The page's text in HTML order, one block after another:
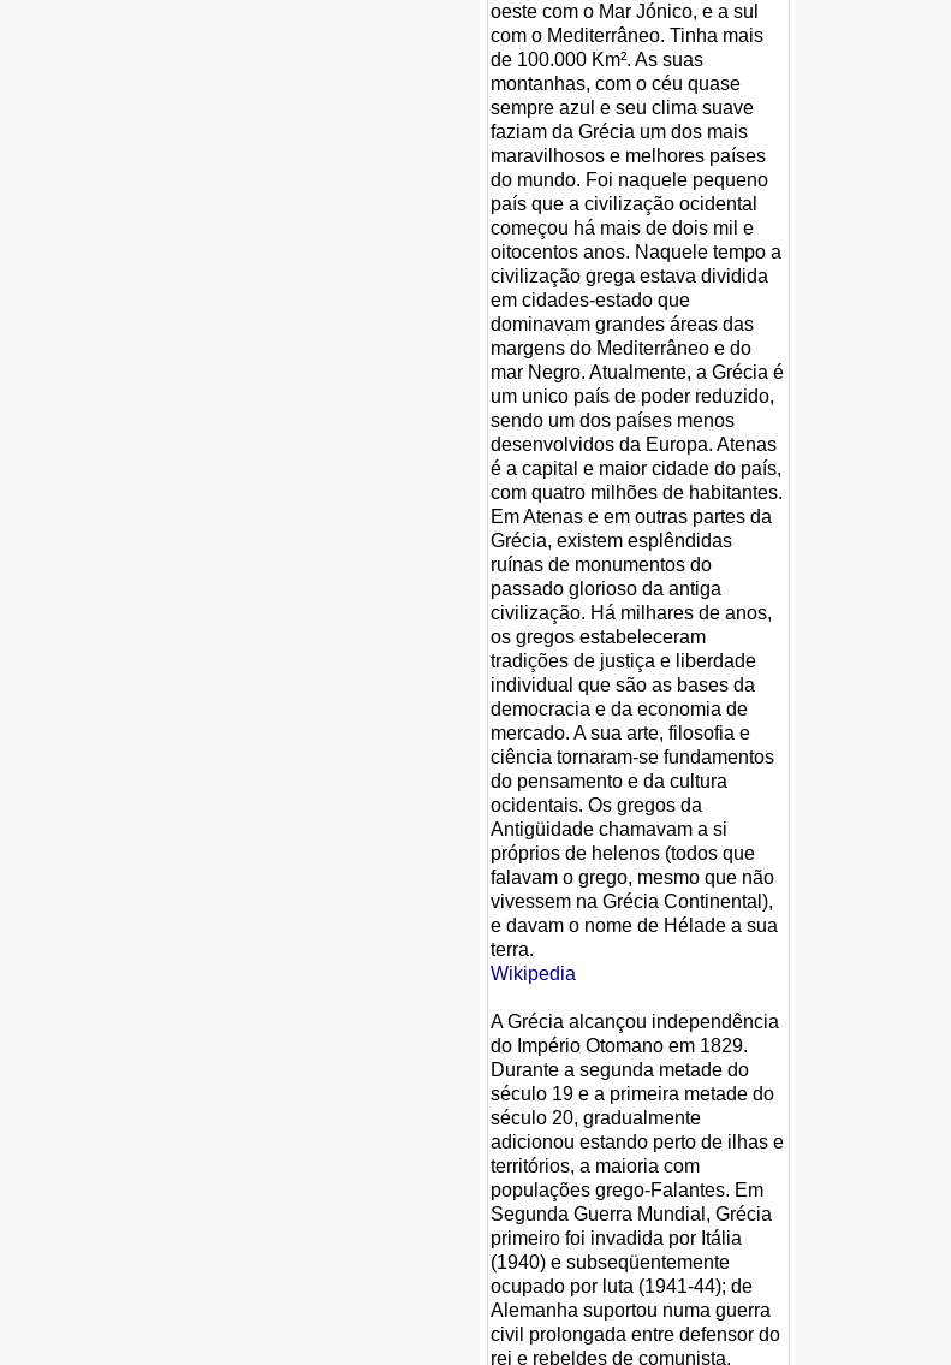
oeste com o Mar Jónico, e a sul
com o Mediterrâneo. Tinha mais
de 100.000 Km². As suas
montanhas, com o céu quase
sempre azul e seu clima suave
faziam da Grécia um dos mais
maravilhosos e melhores países
do mundo. Foi naquele pequeno
país que a civilização ocidental
começou há mais de dois mil e
oitocentos anos. Naquele tempo a
civilização grega estava dividida
em cidades-estado que
dominavam grandes áreas das
margens do Mediterrâneo e do
mar Negro. Atualmente, a Grécia é
um unico país de poder reduzido,
sendo um dos países menos
desenvolvidos da Europa. Atenas
é a capital e maior cidade do país,
com quatro milhões de habitantes.
Em Atenas e em outras partes da
Grécia, existem esplêndidas
ruínas de monumentos do
passado glorioso da antiga
civilização. Há milhares de anos,
os gregos estabeleceram
tradições de justiça e liberdade
individual que são as bases da
democracia e da economia de
mercado. A sua arte, filosofia e
ciência tornaram-se fundamentos
do pensamento e da cultura
ocidentais. Os gregos da
Antigüidade chamavam a si
próprios de helenos (todos que
falavam o grego, mesmo que não
vivessem na Grécia Continental),
e davam o nome de Hélade a sua
terra.
Wikipedia
A Grécia alcançou independência
do Império Otomano em 1829.
Durante a segunda metade do
século 19 e a primeira metade do
século 20, gradualmente
adicionou estando perto de ilhas e
territórios, a maioria com
populações grego-Falantes. Em
Segunda Guerra Mundial, Grécia
primeiro foi invadida por Itália
(1940) e subseqüentemente
ocupado por luta (1941-44); de
Alemanha suportou numa guerra
civil prolongada entre defensor do
rei e rebeldes de comunista.